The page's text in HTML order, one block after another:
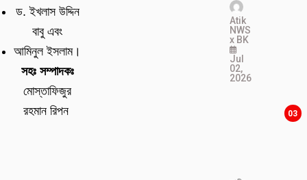
ড. ইখলাস উদ্দিন
বাবু এবং
আমিনুল ইসলাম।
সহঃ সম্পাদকঃ
মোস্তাফিজুর
রহমান রিপন
Atik
NWS
x BK
Jul
02,
2026
03